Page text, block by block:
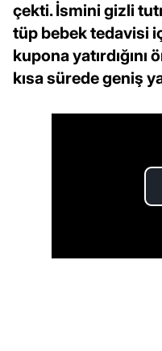
çekti. İsmini gizli
tüp bebek tedavisi
kupona yatırdığını
kısa sürede geniş